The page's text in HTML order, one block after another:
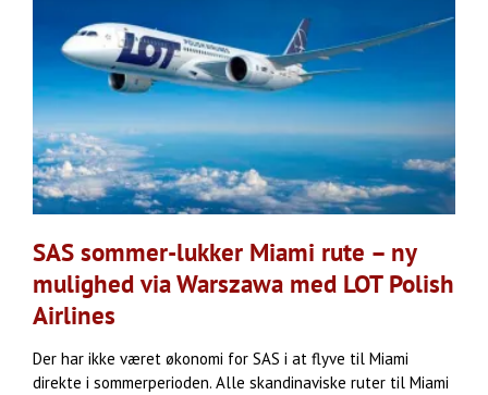
SAS sommer-lukker Miami rute – ny
mulighed via Warszawa med LOT Polish
Airlines
Der har ikke været økonomi for SAS i at flyve til Miami
direkte i sommerperioden. Alle skandinaviske ruter til Miami